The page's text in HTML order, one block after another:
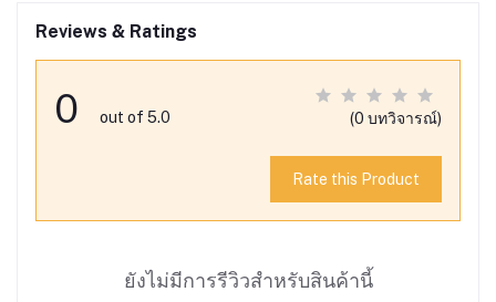
Reviews & Ratings
0 out of 5.0 (0 บทวิจารณ์)
Rate this Product
ยังไม่มีการรีวิวสำหรับสินค้านี้